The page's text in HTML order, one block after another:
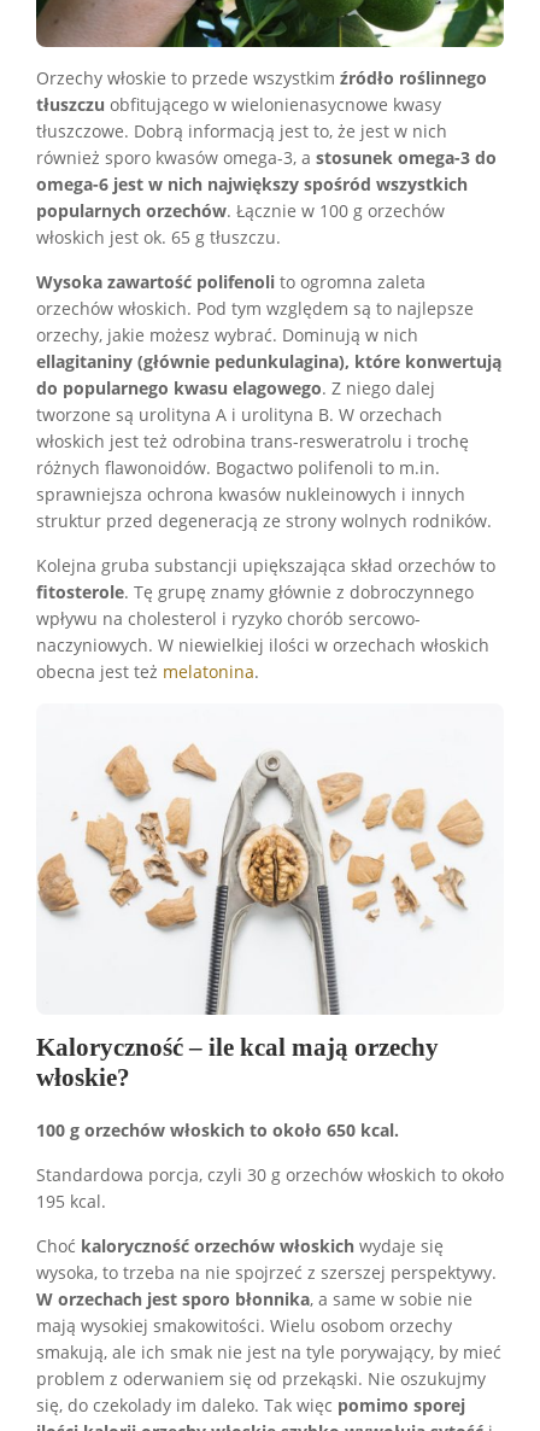
Orzechy włoskie to przede wszystkim źródło roślinnego
tłuszczu obfitującego w wielonienasycnowe kwasy
tłuszczowe. Dobrą informacją jest to, że jest w nich
również sporo kwasów omega-3, a stosunek omega-3 do
omega-6 jest w nich największy spośród wszystkich
popularnych orzechów. Łącznie w 100 g orzechów
włoskich jest ok. 65 g tłuszczu.
Wysoka zawartość polifenoli to ogromna zaleta
orzechów włoskich. Pod tym względem są to najlepsze
orzechy, jakie możesz wybrać. Dominują w nich
ellagitaniny (głównie pedunkulagina), które konwertują
do popularnego kwasu elagowego. Z niego dalej
tworzone są urolityna A i urolityna B. W orzechach
włoskich jest też odrobina trans-resweratrolu i trochę
różnych flawonoidów. Bogactwo polifenoli to m.in.
sprawniejsza ochrona kwasów nukleinowych i innych
struktur przed degeneracją ze strony wolnych rodników.
Kolejna gruba substancji upiększająca skład orzechów to
fitosterole. Tę grupę znamy głównie z dobroczynnego
wpływu na cholesterol i ryzyko chorób sercowo-
naczyniowych. W niewielkiej ilości w orzechach włoskich
obecna jest też melatonina.
Kaloryczność – ile kcal mają orzechy
włoskie?
100 g orzechów włoskich to około 650 kcal.
Standardowa porcja, czyli 30 g orzechów włoskich to około
195 kcal.
Choć kaloryczność orzechów włoskich wydaje się
wysoka, to trzeba na nie spojrzeć z szerszej perspektywy.
W orzechach jest sporo błonnika, a same w sobie nie
mają wysokiej smakowitości. Wielu osobom orzechy
smakują, ale ich smak nie jest na tyle porywający, by mieć
problem z oderwaniem się od przekąski. Nie oszukujmy
się, do czekolady im daleko. Tak więc pomimo sporej